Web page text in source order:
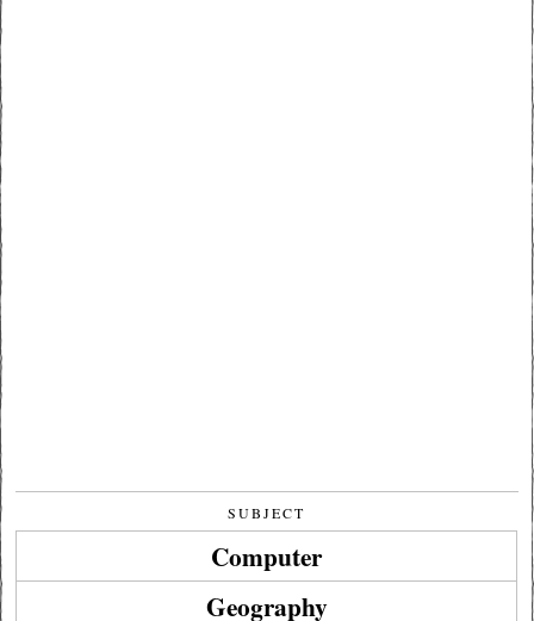
SUBJECT
Computer
Geography